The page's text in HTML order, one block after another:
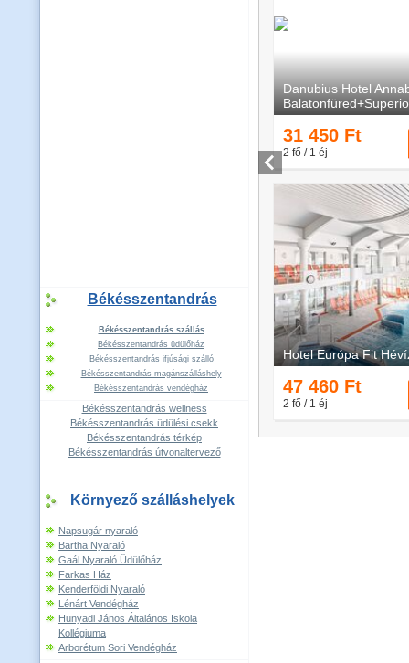
Békésszentandrás
Békésszentandrás szállás
Békésszentandrás üdülőház
Békésszentandrás ifjúsági szálló
Békésszentandrás magánszálláshely
Békésszentandrás vendégház
Békésszentandrás wellness
Békésszentandrás üdülési csekk
Békésszentandrás térkép
Békésszentandrás útvonaltervező
Környező szálláshelyek
Napsugár nyaraló
Bartha Nyaraló
Gaál Nyaraló Üdülőház
Farkas Ház
Kenderföldi Nyaraló
Lénárt Vendégház
Hunyadi János Általános Iskola
Kollégiuma
Arborétum Sori Vendégház